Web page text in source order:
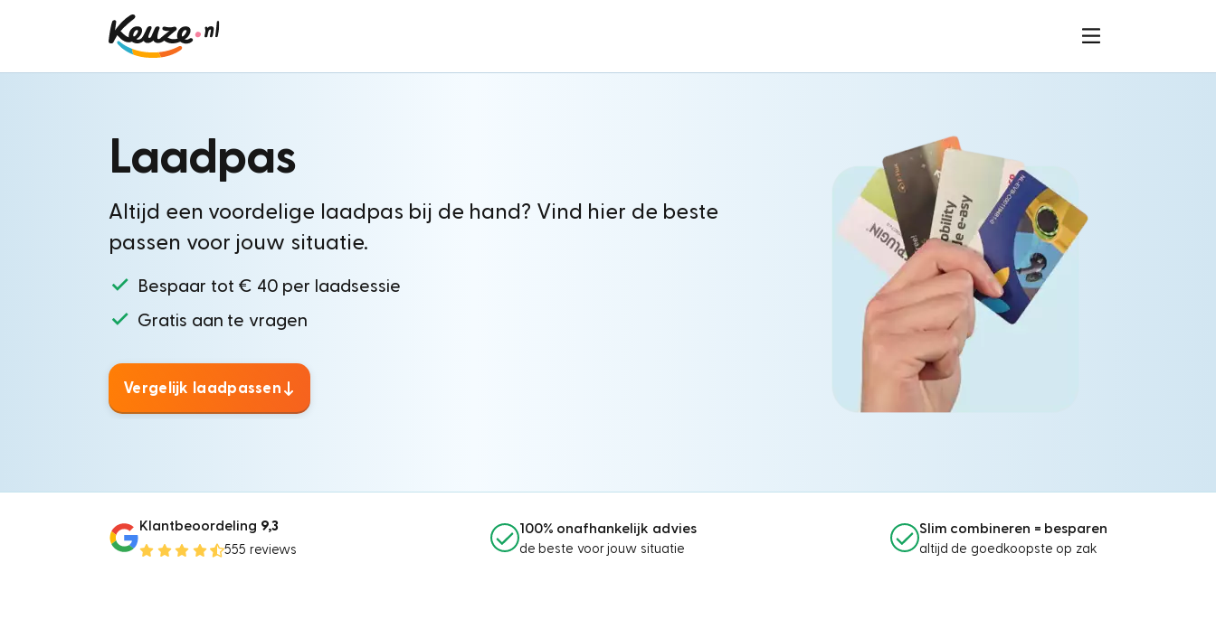
Laadpas
Altijd een voordelige laadpas bij de hand? Vind hier de beste
passen voor jouw situatie.
Bespaar tot € 40 per laadsessie
Gratis aan te vragen
Vergelijk laadpassen
Klantbeoordeling 9,3
555 reviews
100% onafhankelijk advies
de beste voor jouw situatie
Slim combineren = besparen
altijd de goedkoopste op zak